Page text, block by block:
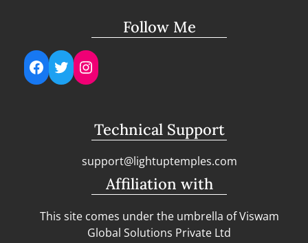
Follow Me
Facebook
TwitterInstagram
Technical Support
support@lightuptemples.com
Affiliation with
This site comes under the umbrella of Viswam
Global Solutions Private Ltd